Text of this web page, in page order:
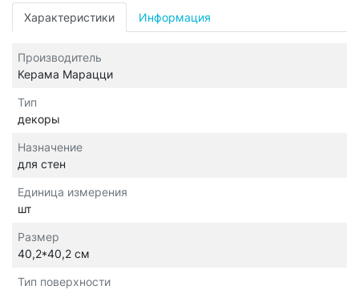
Характеристики Информация
Производитель
Керама Марацци
Тип
декоры
Назначение
для стен
Единица измерения
шт
Размер
40,2*40,2 см
Тип поверхности